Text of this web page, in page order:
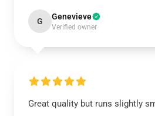
G Genevieve
Verified owner
Great quality but runs slightly